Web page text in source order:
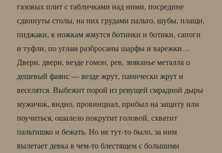
газовых плит с табличками над ними, посредине
сдвинуты столы, на них грудами пальто, шубы, плащи,
пиджаки, к ножкам жмутся ботинки и ботики, сапоги
и туфли, по углам разбросаны шарфы и варежки…
Двери, двери, везде гомон, рев, звяканье металла о
дешевый фаянс — везде жрут, панически жрут и
веселятся. Выбежит порой из ревущей смрадной дыры
мужичок, видно, провинциал, прибыл на защиту или
поучиться, ошалело покрутит головой, схватит
пальтишко и бежать. Но не тут-то было, за ним
вылетает девка в чем-то блестящем с большими